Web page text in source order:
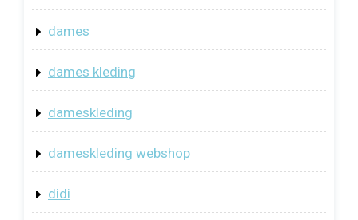
dames
dames kleding
dameskleding
dameskleding webshop
didi